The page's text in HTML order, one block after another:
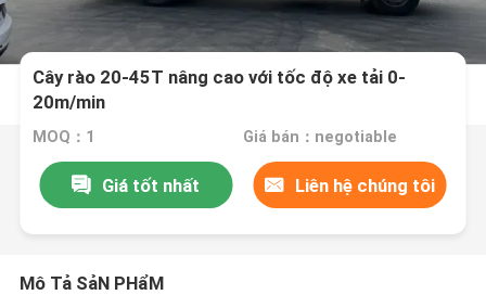
Cây rào 20-45T nâng cao với tốc độ xe tải 0-
20m/min
MOQ：1 Giá bán：negotiable
Giá tốt nhất Liên hệ chúng tôi
Mô Tả SảN PHẩM